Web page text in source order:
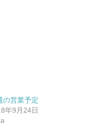
の営業予定
年9月24日